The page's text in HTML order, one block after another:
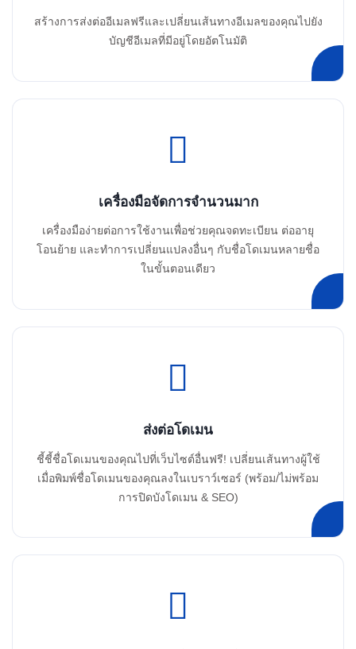
สร้างการส่งต่ออีเมลฟรีและเปลี่ยนเส้นทางอีเมลของคุณไปยัง
บัญชีอีเมลที่มีอยู่โดยอัตโนมัติ
เครื่องมือจัดการจำนวนมาก
เครื่องมือง่ายต่อการใช้งานเพื่อช่วยคุณจดทะเบียน ต่ออายุ
โอนย้าย และทำการเปลี่ยนแปลงอื่นๆ กับชื่อโดเมนหลายชื่อ
ในขั้นตอนเดียว
ส่งต่อโดเมน
ชี้ชี้ชื่อโดเมนของคุณไปที่เว็บไซต์อื่นฟรี! เปลี่ยนเส้นทางผู้ใช้
เมื่อพิมพ์ชื่อโดเมนของคุณลงในเบราว์เซอร์ (พร้อม/ไม่พร้อม
การปิดบังโดเมน & SEO)